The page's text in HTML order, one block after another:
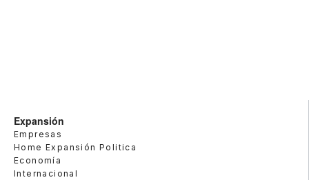
Expansión
Empresas
Home Expansión Politica
Economía
Internacional